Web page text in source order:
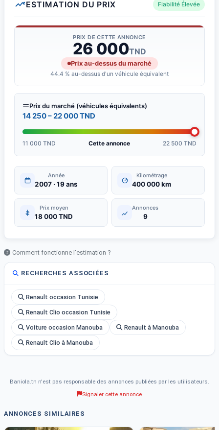
ESTIMATION DU PRIX Fiabilité Élevée
PRIX DE CETTE ANNONCE
26 000TND
Prix au-dessus du marché
44.4 % au-dessus d'un véhicule équivalent
Prix du marché (véhicules équivalents)
14 250 – 22 000 TND
11 000 TND Cette annonce 22 500 TND
Année
2007 · 19 ans
Kilométrage
400 000 km
Prix moyen
18 000 TND
Annonces
9
Comment fonctionne l'estimation ?
RECHERCHES ASSOCIÉES
Renault occasion Tunisie
Renault Clio occasion Tunisie
Voiture occasion Manouba Renault à Manouba
Renault Clio à Manouba
Baniola.tn n'est pas responsable des annonces publiées par les utilisateurs.
Signaler cette annonce
ANNONCES SIMILAIRES